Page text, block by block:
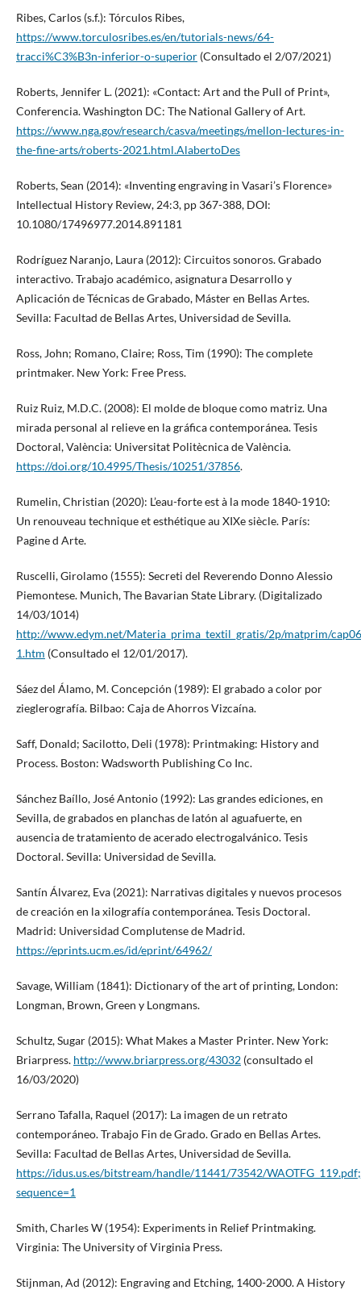
Ribes, Carlos (s.f.): Tórculos Ribes,
https://www.torculosribes.es/en/tutorials-news/64-
tracci%C3%B3n-inferior-o-superior(Consultado el 2/07/2021)
Roberts, Jennifer L. (2021): «Contact: Art and the Pull of Print»,
Conferencia. Washington DC: The National Gallery of Art.
https://www.nga.gov/research/casva/meetings/mellon-lectures-in-
the-fine-arts/roberts-2021.html.AlabertoDes
Roberts, Sean (2014): «Inventing engraving in Vasari’s Florence»
Intellectual History Review, 24:3, pp 367-388, DOI:
10.1080/17496977.2014.891181
Rodríguez Naranjo, Laura (2012): Circuitos sonoros. Grabado
interactivo. Trabajo académico, asignatura Desarrollo y
Aplicación de Técnicas de Grabado, Máster en Bellas Artes.
Sevilla: Facultad de Bellas Artes, Universidad de Sevilla.
Ross, John; Romano, Claire; Ross, Tim (1990): The complete
printmaker. New York: Free Press.
Ruiz Ruiz, M.D.C. (2008): El molde de bloque como matriz. Una
mirada personal al relieve en la gráfica contemporánea. Tesis
Doctoral, València: Universitat Politècnica de València.
https://doi.org/10.4995/Thesis/10251/37856.
Rumelin, Christian (2020): L’eau-forte est à la mode 1840-1910:
Un renouveau technique et esthétique au XIXe siècle. París:
Pagine d Arte.
Ruscelli, Girolamo (1555): Secreti del Reverendo Donno Alessio
Piemontese. Munich, The Bavarian State Library. (Digitalizado
14/03/1014)
http://www.edym.net/Materia_prima_textil_gratis/2p/matprim/
1.htm (Consultado el 12/01/2017).
Sáez del Álamo, M. Concepción (1989): El grabado a color por
zieglerografía. Bilbao: Caja de Ahorros Vizcaína.
Saff, Donald; Sacilotto, Deli (1978): Printmaking: History and
Process. Boston: Wadsworth Publishing Co Inc.
Sánchez Baíllo, José Antonio (1992): Las grandes ediciones, en
Sevilla, de grabados en planchas de latón al aguafuerte, en
ausencia de tratamiento de acerado electrogalvánico. Tesis
Doctoral. Sevilla: Universidad de Sevilla.
Santín Álvarez, Eva (2021): Narrativas digitales y nuevos procesos
de creación en la xilografía contemporánea. Tesis Doctoral.
Madrid: Universidad Complutense de Madrid.
https://eprints.ucm.es/id/eprint/64962/
Savage, William (1841): Dictionary of the art of printing, London:
Longman, Brown, Green y Longmans.
Schultz, Sugar (2015): What Makes a Master Printer. New York:
Briarpress. http://www.briarpress.org/43032(consultado el
16/03/2020)
Serrano Tafalla, Raquel (2017): La imagen de un retrato
contemporáneo. Trabajo Fin de Grado. Grado en Bellas Artes.
Sevilla: Facultad de Bellas Artes, Universidad de Sevilla.
https://idus.us.es/bitstream/handle/11441/73542/
sequence=1
Smith, Charles W (1954): Experiments in Relief Printmaking.
Virginia: The University of Virginia Press.
Stijnman, Ad (2012): Engraving and Etching, 1400-2000. A History